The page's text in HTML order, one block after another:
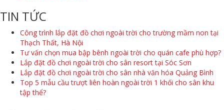
TIN TỨC
Công trình lắp đặt đồ chơi ngoài trời cho trường mầm non tại
Thạch Thất, Hà Nội
Tư vấn chọn mua bập bênh ngoài trời cho quán cafe phù hợp?
Lắp đặt đồ chơi ngoài trời cho sân resort tại Sóc Sơn
Lắp đặt đồ chơi ngoài trời cho sân nhà văn hóa Quảng Bình
Top 5 mẫu cầu trượt liên hoàn ngoài trời 1 khối cho sân khu
tập thể?